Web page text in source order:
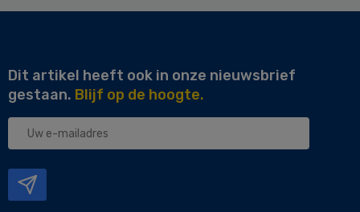
Dit artikel heeft ook in onze nieuwsbrief
gestaan. Blijf op de hoogte.
Uw